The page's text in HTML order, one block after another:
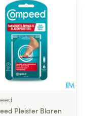
Pleister Blaren